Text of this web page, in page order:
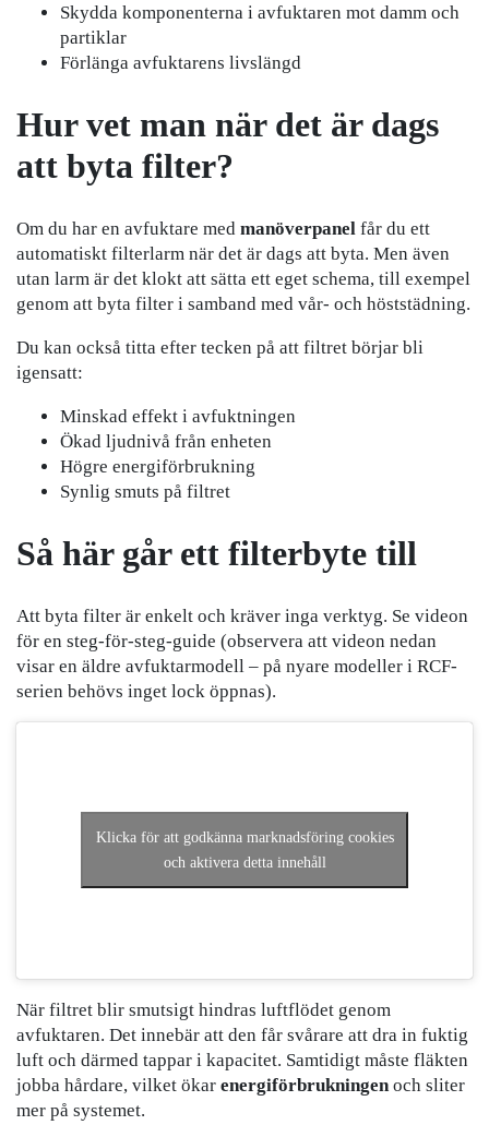
Skydda komponenterna i avfuktaren mot damm och
partiklar
Förlänga avfuktarens livslängd
Hur vet man när det är dags
att byta filter?
Om du har en avfuktare med manöverpanel får du ett
automatiskt filterlarm när det är dags att byta. Men även
utan larm är det klokt att sätta ett eget schema, till exempel
genom att byta filter i samband med vår- och höststädning.
Du kan också titta efter tecken på att filtret börjar bli
igensatt:
Minskad effekt i avfuktningen
Ökad ljudnivå från enheten
Högre energiförbrukning
Synlig smuts på filtret
Så här går ett filterbyte till
Att byta filter är enkelt och kräver inga verktyg. Se videon
för en steg-för-steg-guide (observera att videon nedan
visar en äldre avfuktarmodell – på nyare modeller i RCF-
serien behövs inget lock öppnas).
Klicka för att godkänna marknadsföring cookies
och aktivera detta innehåll
När filtret blir smutsigt hindras luftflödet genom
avfuktaren. Det innebär att den får svårare att dra in fuktig
luft och därmed tappar i kapacitet. Samtidigt måste fläkten
jobba hårdare, vilket ökar energiförbrukningenoch sliter
mer på systemet.